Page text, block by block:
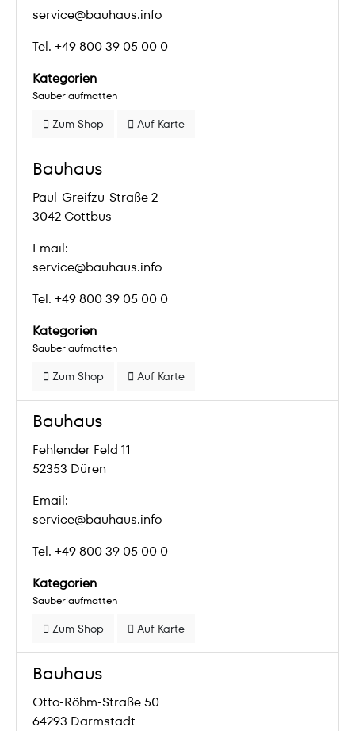
service@bauhaus.info
Tel. +49 800 39 05 00 0
Kategorien
Sauberlaufmatten
Zum Shop Auf Karte
Bauhaus
Paul-Greifzu-Straße 2
3042 Cottbus
Email:
service@bauhaus.info
Tel. +49 800 39 05 00 0
Kategorien
Sauberlaufmatten
Zum Shop Auf Karte
Bauhaus
Fehlender Feld 11
52353 Düren
Email:
service@bauhaus.info
Tel. +49 800 39 05 00 0
Kategorien
Sauberlaufmatten
Zum Shop Auf Karte
Bauhaus
Otto-Röhm-Straße 50
64293 Darmstadt